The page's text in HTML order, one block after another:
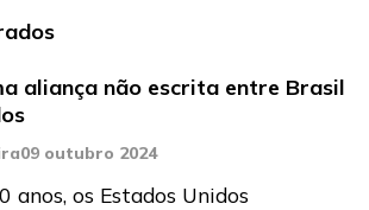
aliança não escrita entre Brasil
09 outubro 2024
anos, os Estados Unidos